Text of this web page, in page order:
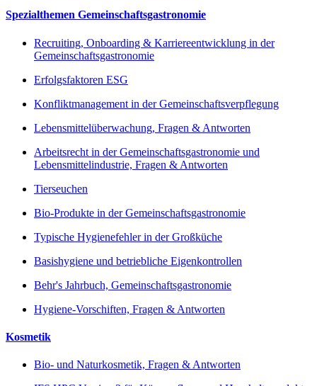
Spezialthemen Gemeinschaftsgastronomie
Recruiting, Onboarding & Karriereentwicklung in der
Gemeinschaftsgastronomie
Erfolgsfaktoren ESG
Konfliktmanagement in der Gemeinschaftsverpflegung
Lebensmittelüberwachung, Fragen & Antworten
Arbeitsrecht in der Gemeinschaftsgastronomie und
Lebensmittelindustrie, Fragen & Antworten
Tierseuchen
Bio-Produkte in der Gemeinschaftsgastronomie
Typische Hygienefehler in der Großküche
Basishygiene und betriebliche Eigenkontrollen
Behr's Jahrbuch, Gemeinschaftsgastronomie
Hygiene-Vorschiften, Fragen & Antworten
Kosmetik
Bio- und Naturkosmetik, Fragen & Antworten